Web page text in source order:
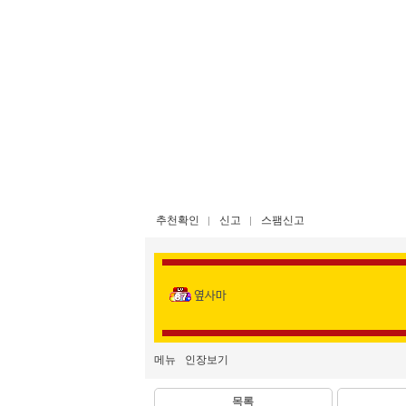
추천확인 신고 스팸신고
옆사마
메뉴 인장보기
목록